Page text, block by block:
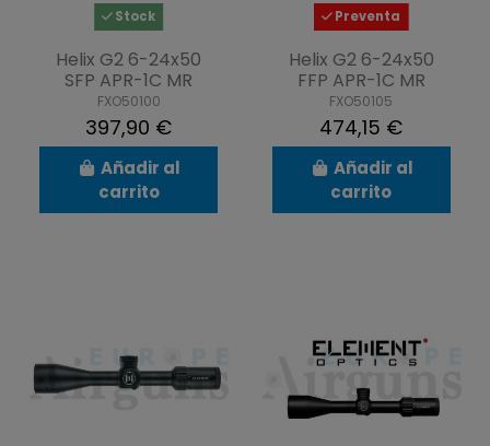
Stock
Helix G2 6-24x50
SFP APR-1C MR
FXO50100
397,90 €
Añadir al
carrito
Preventa
Helix G2 6-24x50
FFP APR-1C MR
FXO50105
474,15 €
Añadir al
carrito